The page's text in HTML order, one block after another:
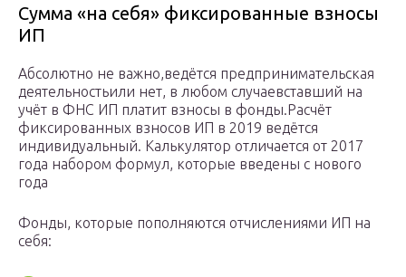
Сумма «на себя» фиксированные взносы
ИП
Абсолютно не важно,ведётся предпринимательская
деятельностьили нет, в любом случаевставший на
учёт в ФНС ИП платит взносы в фонды.Расчёт
фиксированных взносов ИП в 2019 ведётся
индивидуальный. Калькулятор отличается от 2017
года набором формул, которые введены с нового
года
Фонды, которые пополняются отчислениями ИП на
себя: